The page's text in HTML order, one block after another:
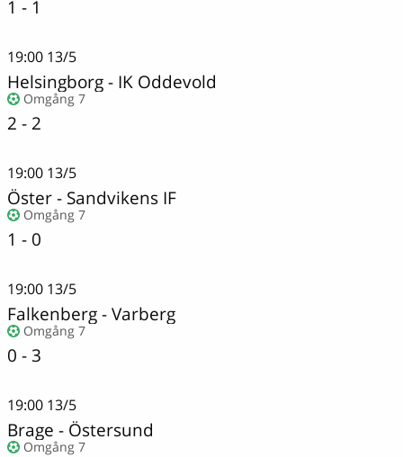
1 - 1
19:00 13/5
Helsingborg - IK Oddevold
Omgång 7
2 - 2
19:00 13/5
Öster- Sandvikens IF
Omgång 7
1 - 0
19:00 13/5
Falkenberg-Varberg
Omgång 7
0 - 3
19:00 13/5
Brage - Östersund
Omgång 7